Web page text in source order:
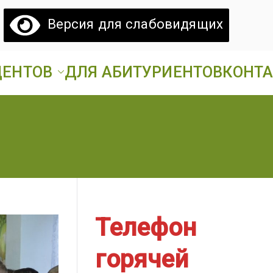
Версия для слабовидящих
аграрный техникум».
ДЛЯ АБИТУРИЕНТОВ
Телефон
горячей